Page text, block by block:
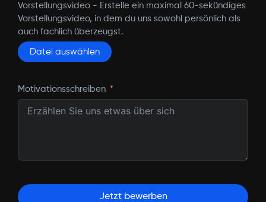
Vorstellungsvideo - Erstelle ein maximal 60-sekündiges
Vorstellungsvideo, in dem du uns sowohl persönlich als
auch fachlich überzeugst.
Datei auswählen
Motivationsschreiben
Jetzt bewerben